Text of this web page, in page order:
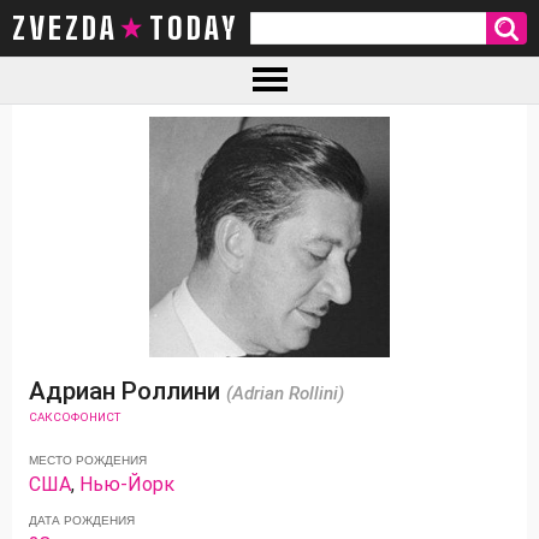
ZVEZDA TODAY
Адриан Роллини (Adrian Rollini)
САКСОФОНИСТ
МЕСТО РОЖДЕНИЯ
США, Нью-Йорк
ДАТА РОЖДЕНИЯ